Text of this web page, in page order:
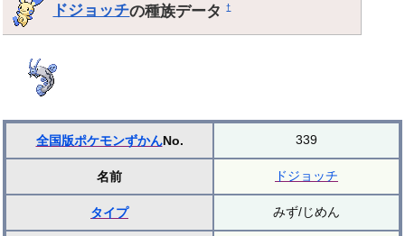
ドジョッチの種族データ†
全国版ポケモンずかんNo. 339
名前 ドジョッチ
タイプ みず/じめん